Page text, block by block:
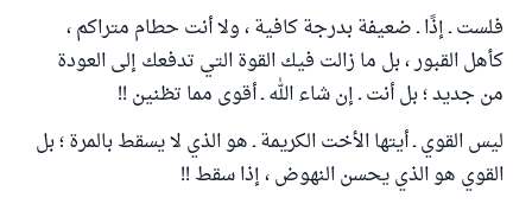
فلست ـ إذًا ـ ضعيفة بدرجة كافية ، ولا أنت حطام متراكم ،
كأهل القبور ، بل ما زالت فيك القوة التي تدفعك إلى العودة
من جديد ؛ بل أنت ـ إن شاء الله ـ أقوى مما تظنين !!
ليس القوي ـ أيتها الأخت الكريمة ـ هو الذي لا يسقط بالمرة ؛ بل
القوي هو الذي يحسن النهوض ، إذا سقط !!